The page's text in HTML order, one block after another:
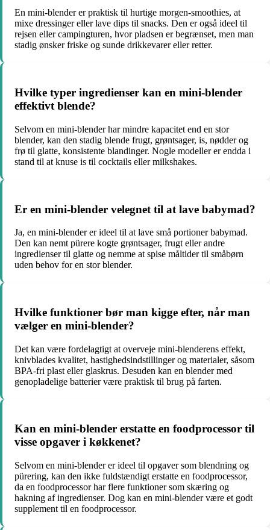
En mini-blender er praktisk til hurtige morgen-smoothies, at
mixe dressinger eller lave dips til snacks. Den er også ideel til
rejsen eller campingturen, hvor pladsen er begrænset, men man
stadig ønsker friske og sunde drikkevarer eller retter.
Hvilke typer ingredienser kan en mini-blender
effektivt blende?
Selvom en mini-blender har mindre kapacitet end en stor
blender, kan den stadig blende frugt, grøntsager, is, nødder og
frø til glatte, konsistente blandinger. Nogle modeller er endda i
stand til at knuse is til cocktails eller milkshakes.
Er en mini-blender velegnet til at lave babymad?
Ja, en mini-blender er ideel til at lave små portioner babymad.
Den kan nemt pürere kogte grøntsager, frugt eller andre
ingredienser til glatte og nemme at spise måltider til småbørn
uden behov for en stor blender.
Hvilke funktioner bør man kigge efter, når man
vælger en mini-blender?
Det kan være fordelagtigt at overveje mini-blenderens effekt,
knivblades kvalitet, hastighedsindstillinger og materialer, såsom
BPA-fri plast eller glaskrus. Desuden kan en blender med
genopladelige batterier være praktisk til brug på farten.
Kan en mini-blender erstatte en foodprocessor til
visse opgaver i køkkenet?
Selvom en mini-blender er ideel til opgaver som blendning og
pürering, kan den ikke fuldstændigt erstatte en foodprocessor,
da en foodprocessor har flere funktioner som skæring og
hakning af ingredienser. Dog kan en mini-blender være et godt
supplement til en foodprocessor.